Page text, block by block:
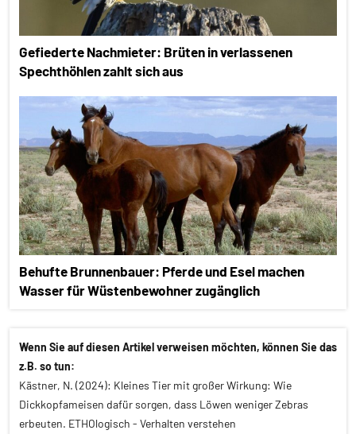
Gefiederte Nachmieter: Brüten in verlassenen
Spechthöhlen zahlt sich aus
Behufte Brunnenbauer: Pferde und Esel machen
Wasser für Wüstenbewohner zugänglich
Wenn Sie auf diesen Artikel verweisen möchten, können Sie das
z.B. so tun:
Kästner, N. (2024): Kleines Tier mit großer Wirkung: Wie
Dickkopfameisen dafür sorgen, dass Löwen weniger Zebras
erbeuten. ETHOlogisch - Verhalten verstehen